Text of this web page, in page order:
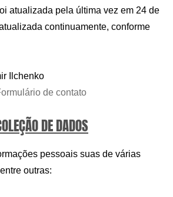
atualizada pela última vez em 24 de
continuamente, conforme
Ilchenko
de contato
DE DADOS
pessoais suas de várias
outras: